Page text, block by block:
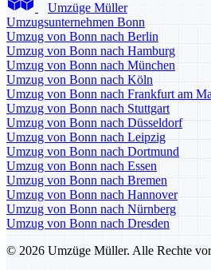
Umzüge Müller
Umzugsunternehmen Bonn
Umzug von Bonn nach Berlin
Umzug von Bonn nach Hamburg
Umzug von Bonn nach München
Umzug von Bonn nach Köln
Umzug von Bonn nach Frankfurt am
Umzug von Bonn nach Stuttgart
Umzug von Bonn nach Düsseldorf
Umzug von Bonn nach Leipzig
Umzug von Bonn nach Dortmund
Umzug von Bonn nach Essen
Umzug von Bonn nach Bremen
Umzug von Bonn nach Hannover
Umzug von Bonn nach Nürnberg
Umzug von Bonn nach Dresden
© 2026 Umzüge Müller. Alle Rechte